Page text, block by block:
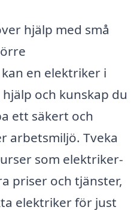
hjälp med små
en elektriker i
och kunskap du
ett säkert och
arbetsmiljö. Tveka
som elektriker-
priser och tjänster,
elektriker för just